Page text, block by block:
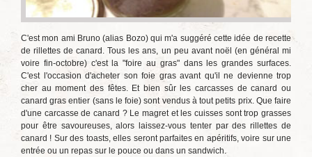
C'est mon ami Bruno (alias Bozo) qui m'a suggéré cette idée de recette
de rillettes de canard. Tous les ans, un peu avant noël (en général mi
voire fin-octobre) c'est la "foire au gras" dans les grandes surfaces.
C'est l'occasion d'acheter son foie gras avant qu'il ne devienne trop
cher au moment des fêtes. Et bien sûr les carcasses de canard ou
canard gras entier (sans le foie) sont vendus à tout petits prix. Que faire
d'une carcasse de canard ? Le magret et les cuisses sont trop grasses
pour être savoureuses, alors laissez-vous tenter par des rillettes de
canard ! Sur des toasts, elles seront parfaites en apéritifs, voire sur une
entrée ou un repas sur le pouce ou dans un sandwich.